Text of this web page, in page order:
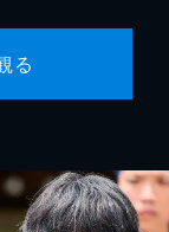
る